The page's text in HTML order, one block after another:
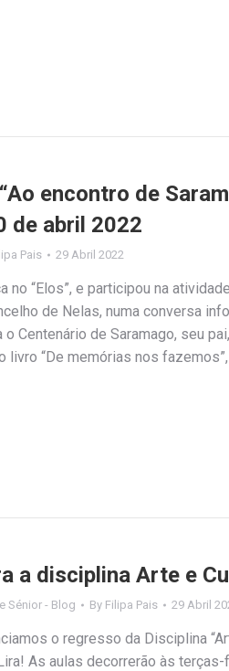
encontro de
de abril 2022
Pais 29 Abril 2022
no “Elos”, e participou na
de Nelas, numa conversa
Centenário de Saramago, seu
livro “De memórias nos
a disciplina Arte e
Sénior - Blog By Filipa Pais 29 Abril
o regresso da Disciplina
As aulas decorrerão às terças-